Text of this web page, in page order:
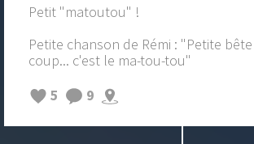
Petit "matoutou" !
Petite chanson de Rémi : "Petite
coup... c'est le ma-tou-tou"
5
9